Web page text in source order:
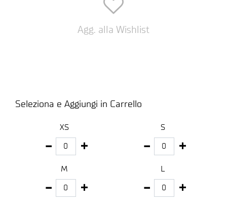
Agg. alla Wishlist
Seleziona e Aggiungi in Carrello
XS S
M L